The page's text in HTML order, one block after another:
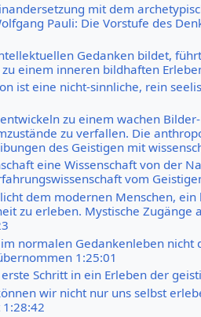
mit dem
Pauli: Die Vorstufe des
Gedanken bildet,
einem inneren bildhaften
ist eine nicht-sinnliche, rein
zu einem wachen
zu verfallen. Die
des Geistigen mit
eine Wissenschaft von der
vom
dem modernen Menschen, ein
zu erleben. Mystische
normalen Gedankenleben nicht
1:25:01
Schritt in ein Erleben der
wir nicht nur uns selbst